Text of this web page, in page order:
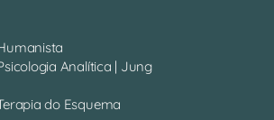
Analítica | Jung
do Esquema